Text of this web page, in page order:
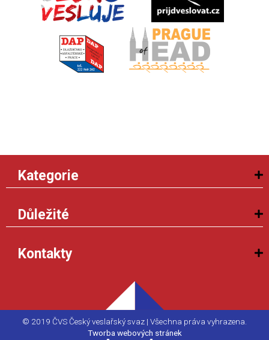
Kategorie
Důležité
Kontakty
© 2019 ČVS Český veslařský svaz | Všechna práva vyhrazena.
Tworba webových stránek